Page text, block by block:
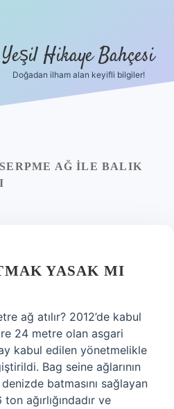
Yeşil Hikaye Bahçesi
Doğadan ilham alan keyifli bilgiler!
AĞ ILE BALIK
YASAK MI
ağ atılır? 2012’de kabul
24 metre olan asgari
kabul edilen yönetmelikle
Bag seine ağlarının
batmasını sağlayan
ağırlığındadır ve